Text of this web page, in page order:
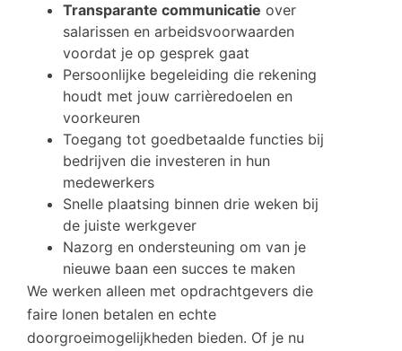
Transparante communicatie over
salarissen en arbeidsvoorwaarden
voordat je op gesprek gaat
Persoonlijke begeleiding die rekening
houdt met jouw carrièredoelen en
voorkeuren
Toegang tot goedbetaalde functies bij
bedrijven die investeren in hun
medewerkers
Snelle plaatsing binnen drie weken bij
de juiste werkgever
Nazorg en ondersteuning om van je
nieuwe baan een succes te maken
We werken alleen met opdrachtgevers die
faire lonen betalen en echte
doorgroeimogelijkheden bieden. Of je nu